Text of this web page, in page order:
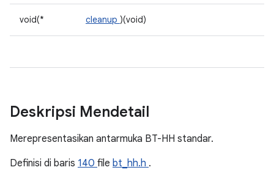
void(* cleanup )(void)
Deskripsi Mendetail
Merepresentasikan antarmuka BT-HH standar.
Definisi di baris 140 file bt_hh.h .